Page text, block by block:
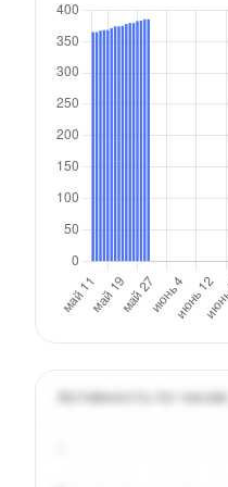
Активность по часам